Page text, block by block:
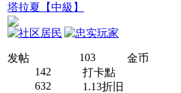
塔拉夏【中級】
发帖 103
金币
142
打卡點
632
1.13折旧